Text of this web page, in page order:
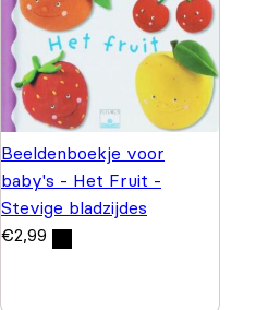
Beeldenboekje voor
baby's - Het Fruit -
Stevige bladzijdes
€2,99